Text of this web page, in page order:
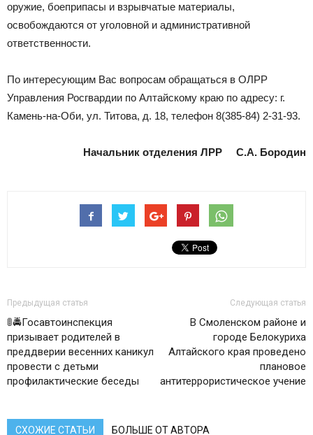
оружие, боеприпасы и взрывчатые материалы,
освобождаются от уголовной и административной
ответственности.
По интересующим Вас вопросам обращаться в ОЛРР
Управления Росгвардии по Алтайскому краю по адресу: г.
Камень-на-Оби, ул. Титова, д. 18, телефон 8(385-84) 2-31-93.
Начальник отделения ЛРР С.А. Бородин
Предыдущая статья
🚦🚔Госавтоинспекция
призывает родителей в
преддверии весенних каникул
провести с детьми
профилактические беседы
Следующая статья
В Смоленском районе и
городе Белокуриха
Алтайского края проведено
плановое
антитеррористическое учение
СХОЖИЕ СТАТЬИ БОЛЬШЕ ОТ АВТОРА